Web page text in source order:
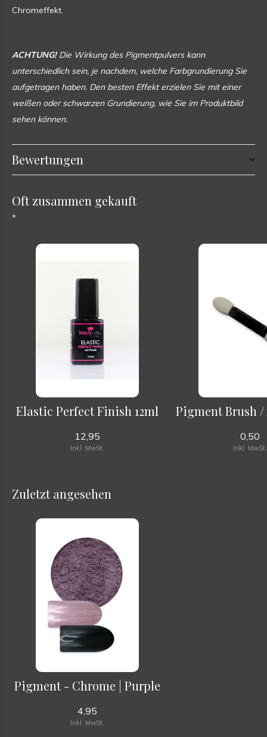
Chromeffekt.
ACHTUNG!Die Wirkung des Pigmentpulvers kann
unterschiedlich sein, je nachdem, welche Farbgrundierung Sie
aufgetragen haben. Den besten Effekt erzielen Sie mit einer
weißen oder schwarzen Grundierung, wie Sie im Produktbild
sehen können.
Bewertungen
Oft zusammen gekauft
*
Elastic Perfect Finish 12ml
12,95
Inkl. MwSt.
Pigment Brush
0,50
Inkl. MwSt.
Zuletzt angesehen
Pigment - Chrome | Purple
4,95
Inkl. MwSt.